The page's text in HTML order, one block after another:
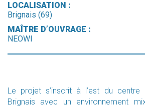
LOCALISATION :
Brignais (69)
MAÎTRE D’OUVRAGE :
NEOWI
Le projet s’inscrit à l’est du centre
Brignais avec un environnement